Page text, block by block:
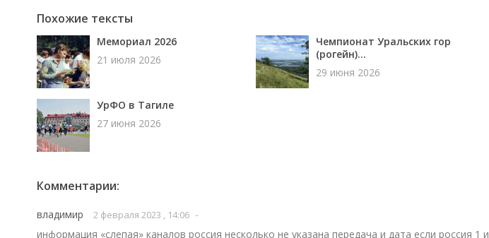
Похожие тексты
Мемориал 2026
21 июля 2026
Чемпионат Уральских гор
(рогейн)...
29 июня 2026
УрФО в Тагиле
27 июня 2026
Комментарии:
владимир 2 февраля 2023 , 14:06 -
информация «слепая» каналов россия несколько не указана передача и дата если россия 1 и